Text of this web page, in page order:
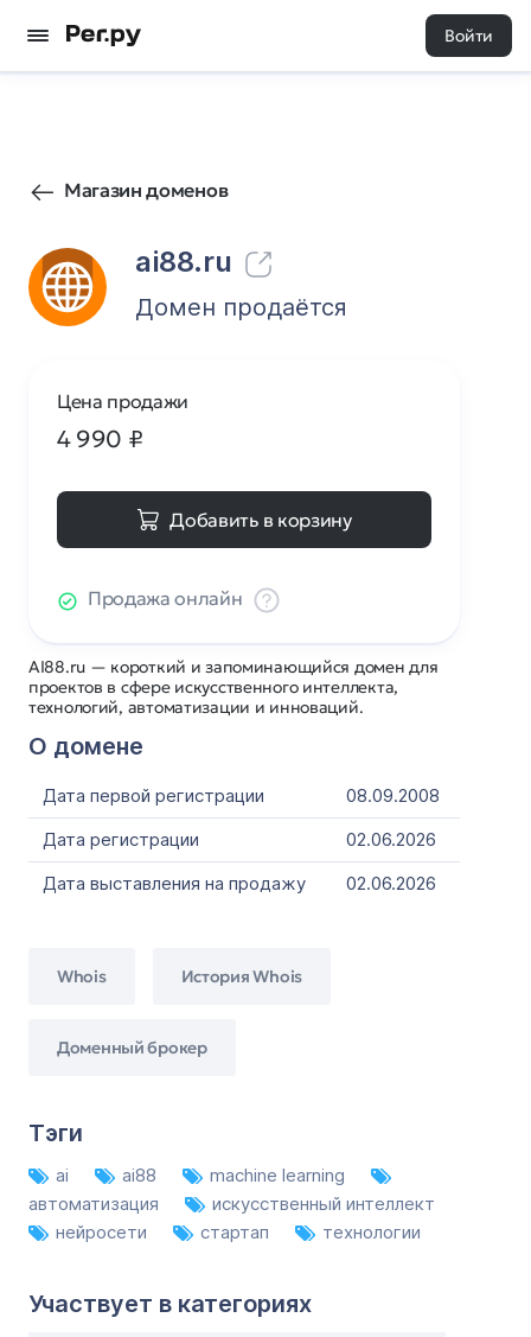
Войти
Магазин доменов
ai88.ru
4 0
Домен продаётся
AI88.ru — короткий и запоминающийся домен для
проектов в сфере искусственного интеллекта,
технологий, автоматизации и инноваций.
О домене
Дата первой регистрации
08.09.2008
Дата регистрации
02.06.2026
Дата выставления на продажу
02.06.2026
Whois История Whois
Доменный брокер
Тэги
ai ai88
machine learning
автоматизация
искусственный интеллект
нейросети
стартап технологии
Участвует в категориях
Цена продажи
4 990 ₽
Добавить в корзину
Продажа онлайн